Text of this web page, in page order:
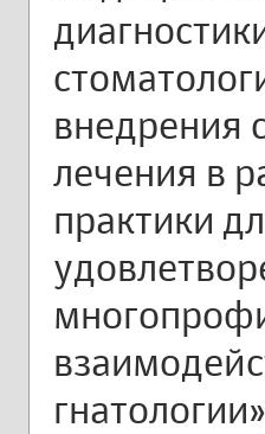
внедрения
лечения в
практики